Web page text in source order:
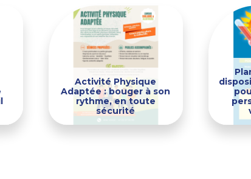
Activité Physique
Adaptée : bouger à son
rythme, en toute
sécurité